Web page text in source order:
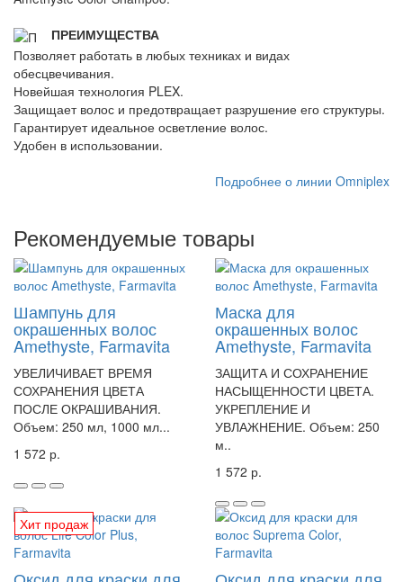
ПРЕИМУЩЕСТВА
Позволяет работать в любых техниках и видах
обесцвечивания.
Новейшая технология PLEX.
Защищает волос и предотвращает разрушение его структуры.
Гарантирует идеальное осветление волос.
Удобен в использовании.
Подробнее о линии Omniplex
Рекомендуемые товары
Шампунь для
окрашенных волос
Amethyste, Farmavita
УВЕЛИЧИВАЕТ ВРЕМЯ
СОХРАНЕНИЯ ЦВЕТА
ПОСЛЕ ОКРАШИВАНИЯ.
Объем: 250 мл, 1000 мл...
1 572 р.
Маска для
окрашенных волос
Amethyste, Farmavita
ЗАЩИТА И СОХРАНЕНИЕ
НАСЫЩЕННОСТИ ЦВЕТА.
УКРЕПЛЕНИЕ И
УВЛАЖНЕНИЕ. Объем: 250
м..
1 572 р.
Хит продаж